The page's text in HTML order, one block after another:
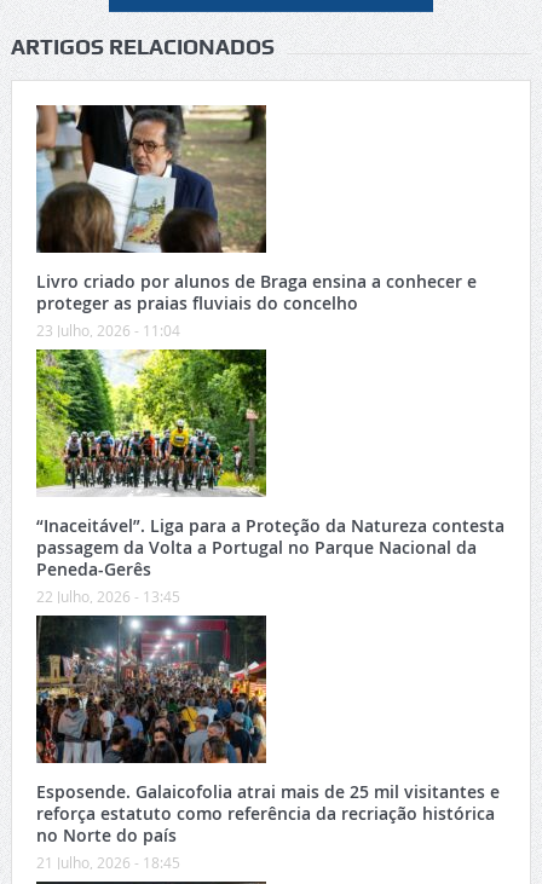
ARTIGOS RELACIONADOS
Livro criado por alunos de Braga ensina a conhecer e
proteger as praias fluviais do concelho
23 Julho, 2026 - 11:04
“Inaceitável”. Liga para a Proteção da Natureza contesta
passagem da Volta a Portugal no Parque Nacional da
Peneda-Gerês
22 Julho, 2026 - 13:45
Esposende. Galaicofolia atrai mais de 25 mil visitantes e
reforça estatuto como referência da recriação histórica
no Norte do país
21 Julho, 2026 - 18:45